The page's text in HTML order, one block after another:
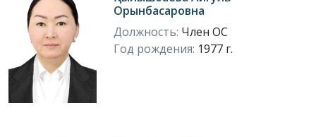
Орынбасаровна
Должность: Член ОС
Год рождения: 1977 г.